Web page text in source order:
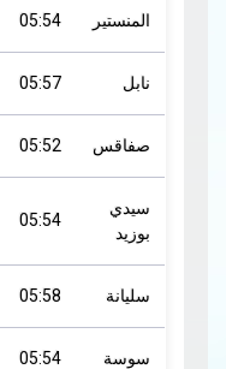
المنستير 05:54
نابل 05:57
صفاقس 05:52
سيدي
بوزيد
05:54
سليانة 05:58
سوسة 05:54